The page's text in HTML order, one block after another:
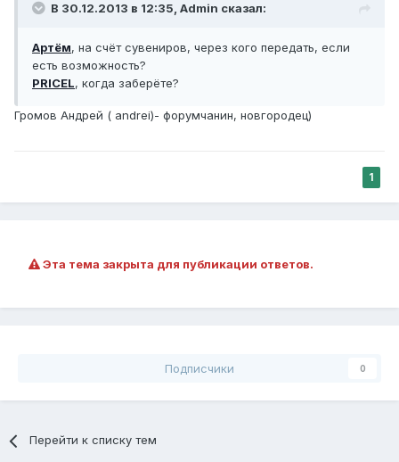
В 30.12.2013 в 12:35, Admin сказал:
Артём, на счёт сувениров, через кого передать, если
есть возможность?
PRICEL, когда заберёте?
Громов Андрей ( andrei)- форумчанин, новгородец)
1
Эта тема закрыта для публикации ответов.
Подписчики 0
Перейти к списку тем